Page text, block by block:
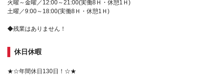
火曜～金曜／12:00～21:00(実働8Ｈ・休憩1Ｈ)
土曜／9:00～18:00(実働8Ｈ・休憩1Ｈ)
◆残業はありません！
休日休暇
★☆年間休日130日！☆★